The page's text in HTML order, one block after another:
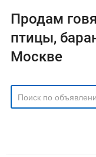
Продам
птицы,
Москве